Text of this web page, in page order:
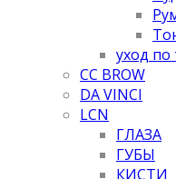
уход по
CC BROW
DA VINCI
LCN
ГЛАЗА
ГУБЫ
КИСТИ